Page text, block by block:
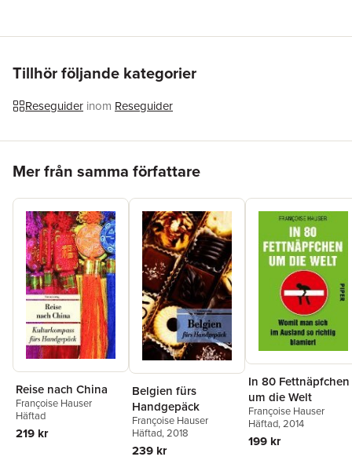
Förlag
Mairdumont
Tillhör följande kategorier
Reseguider inom Reseguider
Mer från samma författare
Reise nach China
Françoise Hauser
Häftad
219 kr
Belgien fürs
Handgepäck
Françoise Hauser
Häftad, 2018
239 kr
In 80 Fettnäpfchen
um die Welt
Françoise Hauser
Häftad, 2014
199 kr